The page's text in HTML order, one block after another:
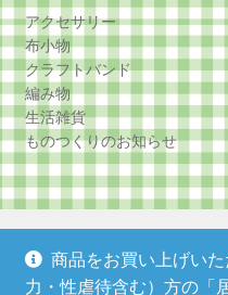
商品をお買い上げい
力・性虐待含む）方の「
品
商
品
アクセサリー
布小物
クラフトバンド
編み物
生活雑貨
ものつくりのお知らせ